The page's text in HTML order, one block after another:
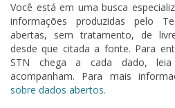
Você está em uma busca
informações produzidas pelo
abertas, sem tratamento, de
desde que citada a fonte. Para
STN chega a cada dado,
acompanham. Para mais
sobre dados abertos.